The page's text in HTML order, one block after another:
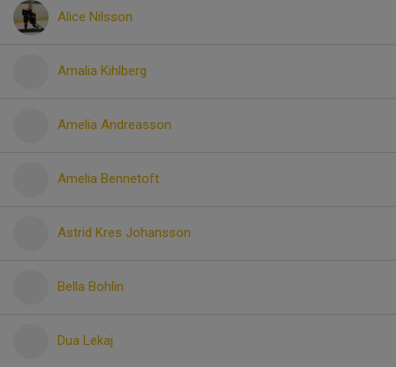
Alice Nilsson
Amalia Kihlberg
Amelia Andreasson
Amelia Bennetoft
Astrid Kres Johansson
Bella Bohlin
Dua Lekaj